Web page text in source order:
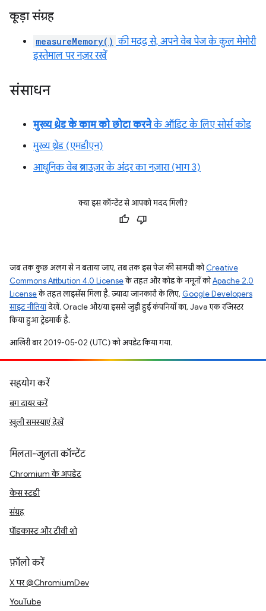
कूड़ा संग्रह
measureMemory() की मदद से, अपने वेब पेज के कुल मेमोरी
इस्तेमाल पर नज़र रखें
संसाधन
मुख्य थ्रेड के काम को छोटा करनेके ऑडिट के लिए सोर्स कोड
मुख्य थ्रेड (एमडीएन)
आधुनिक वेब ब्राउज़र के अंदर का नज़ारा (भाग 3)
क्या इस कॉन्टेंट से आपको मदद मिली?
जब तक कुछ अलग से न बताया जाए, तब तक इस पेज की सामग्री कोCreative
Commons Attribution 4.0 Licenseके तहत और कोड के नमूनों कोApache 2.0
Licenseके तहत लाइसेंस मिला है. ज़्यादा जानकारी के लिए, Google Developers
साइट नीतियांदेखें. Oracle और/या इससे जुड़ी हुई कंपनियों का, Java एक रजिस्टर
किया हुआ ट्रेडमार्क है.
आखिरी बार 2019-05-02 (UTC) को अपडेट किया गया.
सहयोग करें
बग दायर करें
खुली समस्याएं देखें
मिलता-जुलता कॉन्टेंट
Chromium के अपडेट
केस स्टडी
संग्रह
पॉडकास्ट और टीवी शो
फ़ॉलो करें
X पर @ChromiumDev
YouTube